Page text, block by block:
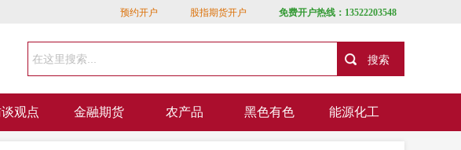
预约开户 股指期货开户 免费开户热线：13522203548
观点 金融期货 农产品 黑色有色 能源化工